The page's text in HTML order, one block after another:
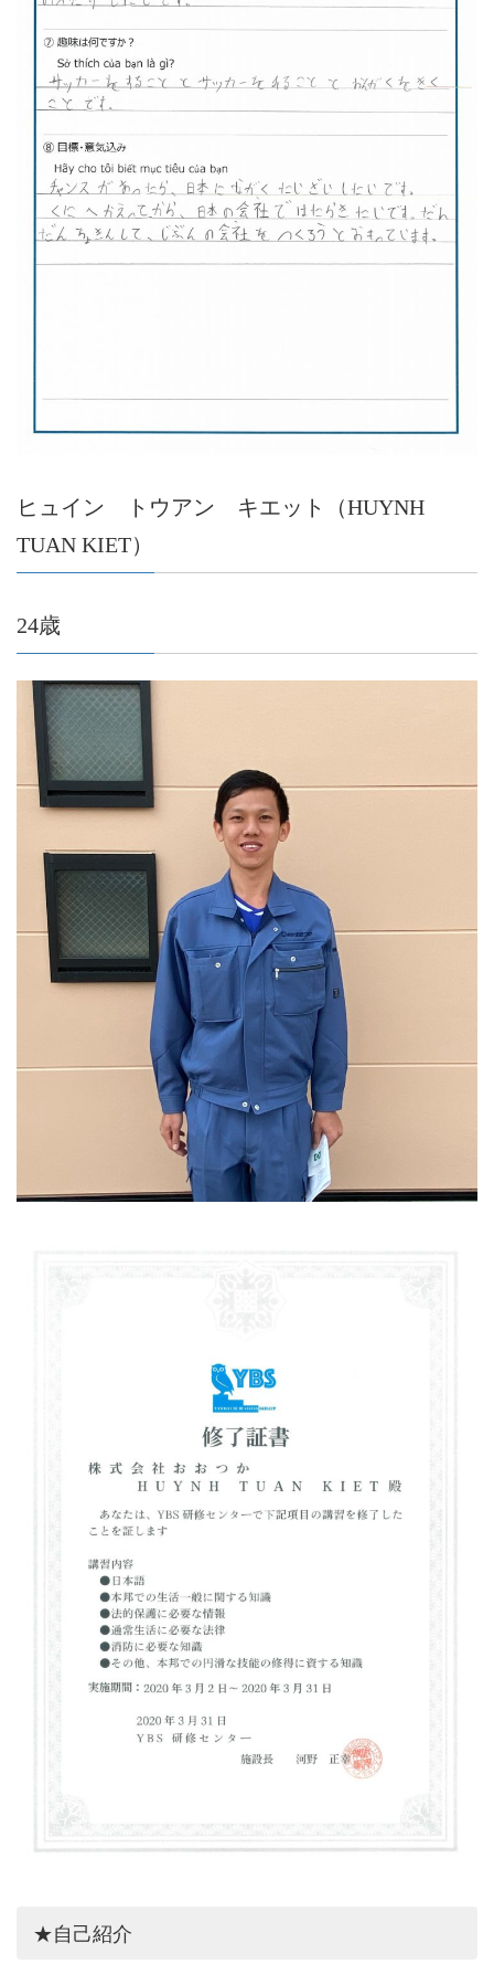
ヒュイン トウアン キエット（HUYNH
TUAN KIET）
24歳
★自己紹介